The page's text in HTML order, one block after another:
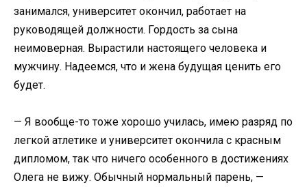
занимался, университет окончил, работает на
руководящей должности. Гордость за сына
неимоверная. Вырастили настоящего человека и
мужчину. Надеемся, что и жена будущая ценить его
будет.
— Я вообще-то тоже хорошо училась, имею разряд по
легкой атлетике и университет окончила с красным
дипломом, так что ничего особенного в достижениях
Олега не вижу. Обычный нормальный парень, —